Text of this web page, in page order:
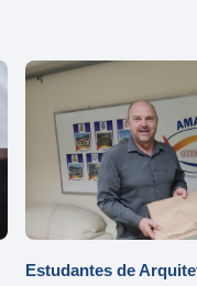
Estudantes de